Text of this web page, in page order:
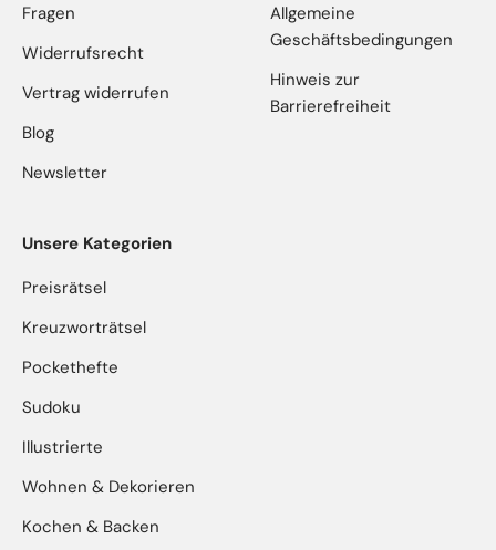
Fragen
Widerrufsrecht
Vertrag widerrufen
Blog
Newsletter
Allgemeine
Geschäftsbedingungen
Hinweis zur
Barrierefreiheit
Unsere Kategorien
Preisrätsel
Kreuzworträtsel
Pockethefte
Sudoku
Illustrierte
Wohnen & Dekorieren
Kochen & Backen